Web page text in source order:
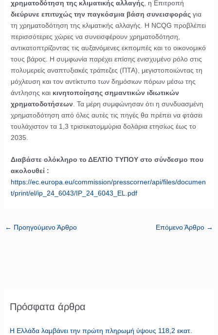
χρηματοδότηση της κλιματικής αλλαγής, η Επιτροπή
διεύρυνε επιτυχώς την παγκόσμια βάση συνεισφοράςγια
τη χρηματοδότηση της κλιματικής αλλαγής. Η NCQG προβλέπει
περισσότερες χώρες να συνεισφέρουν χρηματοδότηση,
αντικατοπτρίζοντας τις αυξανόμενες εκπομπές και το οικονομικό
τους βάρος. Η συμφωνία παρέχει επίσης ενισχυμένο ρόλο στις
πολυμερείς αναπτυξιακές τράπεζες (ΠΤΑ), μεγιστοποιώντας τη
μόχλευση και τον αντίκτυπο των δημόσιων πόρων μέσω της
άντλησης και κινητοποίησης σημαντικών ιδιωτικών
χρηματοδοτήσεων . Τα μέρη συμφώνησαν ότι η συνδυασμένη
χρηματοδότηση από όλες αυτές τις πηγές θα πρέπει να φτάσει
τουλάχιστον τα 1,3 τρισεκατομμύρια δολάρια ετησίως έως το
2035.
Διαβάστε ολόκληρο το ΔΕΛΤΙΟ ΤΥΠΟΥ στο σύνδεσμο που
ακολουθεί :
https://ec.europa.eu/commission/presscorner/api/files/documen
t/print/el/ip_24_6043/IP_24_6043_EL.pdf
← Προηγούμενο Άρθρο Επόμενο Άρθρο →
Πρόσφατα άρθρα
Η Ελλάδα λαμβάνει την πρώτη πληρωμή ύψους 118,2 εκατ.